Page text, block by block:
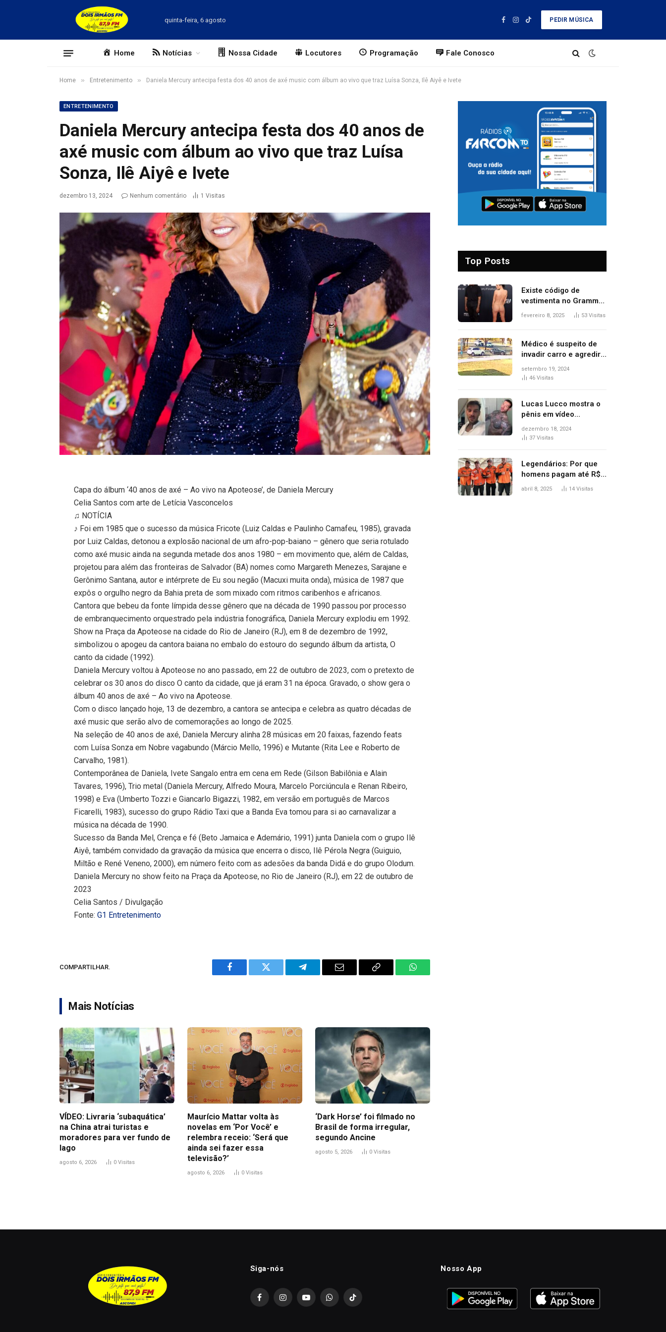
quinta-feira, 6 agosto
Facebook
Instagram
TikTok
PEDIR MÚSICA
Home Notícias Nossa Cidade Locutores Programação Fale Conosco
Home » Entretenimento » Daniela Mercury antecipa festa dos 40 anos de axé music com álbum ao vivo que traz Luísa Sonza, Ilê Aiyê e Ivete
ENTRETENIMENTO
Daniela Mercury antecipa festa dos 40 anos de
axé music com álbum ao vivo que traz Luísa
Sonza, Ilê Aiyê e Ivete
dezembro 13, 2024 Nenhum comentário 1 Visitas
Capa do álbum ‘40 anos de axé – Ao vivo na Apoteose’, de Daniela Mercury
Celia Santos com arte de Letícia Vasconcelos
♫ NOTÍCIA
♪ Foi em 1985 que o sucesso da música Fricote (Luiz Caldas e Paulinho Camafeu, 1985), gravada
por Luiz Caldas, detonou a explosão nacional de um afro-pop-baiano – gênero que seria rotulado
como axé music ainda na segunda metade dos anos 1980 – em movimento que, além de Caldas,
projetou para além das fronteiras de Salvador (BA) nomes como Margareth Menezes, Sarajane e
Gerônimo Santana, autor e intérprete de Eu sou negão (Macuxi muita onda), música de 1987 que
expôs o orgulho negro da Bahia preta de som mixado com ritmos caribenhos e africanos.
Cantora que bebeu da fonte límpida desse gênero que na década de 1990 passou por processo
de embranquecimento orquestrado pela indústria fonográfica, Daniela Mercury explodiu em 1992.
Show na Praça da Apoteose na cidade do Rio de Janeiro (RJ), em 8 de dezembro de 1992,
simbolizou o apogeu da cantora baiana no embalo do estouro do segundo álbum da artista, O
canto da cidade (1992).
Daniela Mercury voltou à Apoteose no ano passado, em 22 de outubro de 2023, com o pretexto de
celebrar os 30 anos do disco O canto da cidade, que já eram 31 na época. Gravado, o show gera o
álbum 40 anos de axé – Ao vivo na Apoteose.
Com o disco lançado hoje, 13 de dezembro, a cantora se antecipa e celebra as quatro décadas de
axé music que serão alvo de comemorações ao longo de 2025.
Na seleção de 40 anos de axé, Daniela Mercury alinha 28 músicas em 20 faixas, fazendo feats
com Luísa Sonza em Nobre vagabundo (Márcio Mello, 1996) e Mutante (Rita Lee e Roberto de
Carvalho, 1981).
Contemporânea de Daniela, Ivete Sangalo entra em cena em Rede (Gilson Babilônia e Alain
Tavares, 1996), Trio metal (Daniela Mercury, Alfredo Moura, Marcelo Porciúncula e Renan Ribeiro,
1998) e Eva (Umberto Tozzi e Giancarlo Bigazzi, 1982, em versão em português de Marcos
Ficarelli, 1983), sucesso do grupo Rádio Taxi que a Banda Eva tomou para si ao carnavalizar a
música na década de 1990.
Sucesso da Banda Mel, Crença e fé (Beto Jamaica e Ademário, 1991) junta Daniela com o grupo Ilê
Aiyê, também convidado da gravação da música que encerra o disco, Ilê Pérola Negra (Guiguio,
Miltão e René Veneno, 2000), em número feito com as adesões da banda Didá e do grupo Olodum.
Daniela Mercury no show feito na Praça da Apoteose, no Rio de Janeiro (RJ), em 22 de outubro de
2023
Celia Santos / Divulgação
Fonte:G1 Entretenimento
COMPARTILHAR.
Facebook Twitter Telegram Email
Copy
WhatsApp
Mais Notícias
VÍDEO: Livraria ‘subaquática’
na China atrai turistas e
moradores para ver fundo de
lago
agosto 6, 2026 0 Visitas
Maurício Mattar volta às
novelas em ‘Por Você’ e
relembra receio: ‘Será que
ainda sei fazer essa
televisão?’
agosto 6, 2026 0 Visitas
‘Dark Horse’ foi filmado no
Brasil de forma irregular,
segundo Ancine
agosto 5, 2026 0 Visitas
Top Posts
Existe código de
vestimenta no Grammy?
Questionamento surgiu
aparecer nua na
premiação
fevereiro 8, 2025 53 Visitas
Médico é suspeito de
invadir carro e agredir
delegado aposentado
durante confusão no
setembro 19, 2024
46 Visitas
Lucas Lucco mostra o
pênis em vídeo
tomando banho, apaga
post e diz ‘foi mal’
dezembro 18, 2024
37 Visitas
Legendários: Por que
homens pagam até R$
81 mil para subir
abril 8, 2025 14 Visitas
Siga-nós
FacebookInstagramYouTubeWhatsAppTikTok
Nosso App